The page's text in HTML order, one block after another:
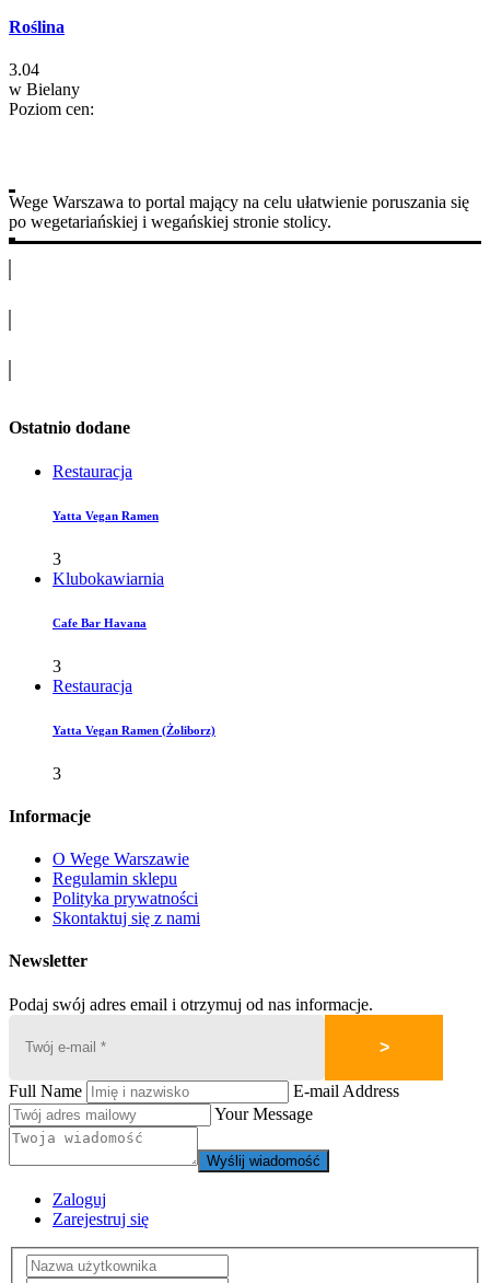
Roślina
3.04
w Bielany
Poziom cen:
Wege Warszawa to portal mający na celu ułatwienie poruszania się
po wegetariańskiej i wegańskiej stronie stolicy.
Ostatnio dodane
Restauracja
Yatta Vegan Ramen
3
Klubokawiarnia
Cafe Bar Havana
3
Restauracja
Yatta Vegan Ramen (Żoliborz)
3
Informacje
O Wege Warszawie
Regulamin sklepu
Polityka prywatności
Skontaktuj się z nami
Newsletter
Podaj swój adres email i otrzymuj od nas informacje.
Full Name
E-mail Address
Your Message
Wyślij wiadomość
Zaloguj
Zarejestruj się